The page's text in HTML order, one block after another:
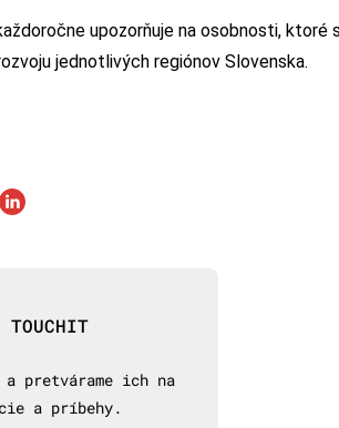
upozorňuje na osobnosti,
jednotlivých regiónov Slovenska.
pretvárame ich na
a príbehy.